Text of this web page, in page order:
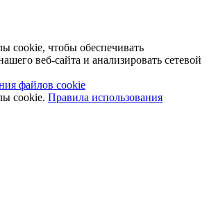
cookie, чтобы обеспечивать
веб-сайта и анализировать сетевой
файлов cookie
cookie. Правила использования